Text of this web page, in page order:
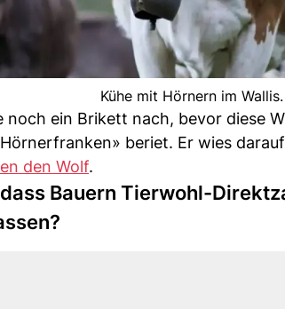
Kühe mit Hörnern im
noch ein Brikett nach, bevor diese
beriet. Er wies
den Wolf.
Bauern Tierwohl-